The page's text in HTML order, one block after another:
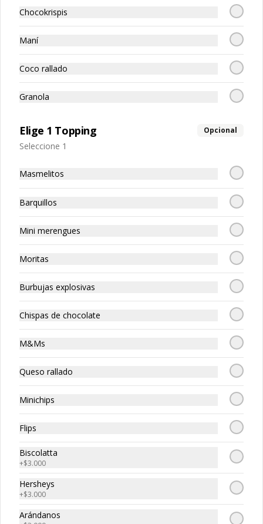
Bebidas frías
Smoothie
$12.000
Para Compartir Ver más
Chocokrispis
Maní
Coco rallado
Granola
Elige 1 Topping Opcional
Seleccione 1
Masmelitos
Barquillos
Mini merengues
Moritas
Burbujas explosivas
Chispas de chocolate
M&Ms
Queso rallado
Minichips
Flips
Biscolatta
+$3.000
Hersheys
+$3.000
Arándanos